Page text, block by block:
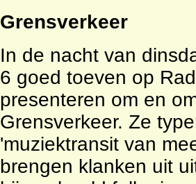
Grensverkeer
In de nacht van
6 goed toeven op
presenteren om en
Grensverkeer. Ze
'muziektransit van
brengen klanken uit